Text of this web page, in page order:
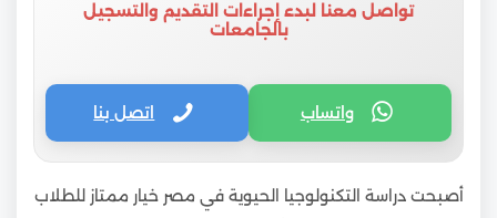
تواصل معنا لبدء إجراءات التقديم والتسجيل
بالجامعات
واتساب اتصل بنا
أصبحت دراسة التكنولوجيا الحيوية في مصر خيار ممتاز للطلاب